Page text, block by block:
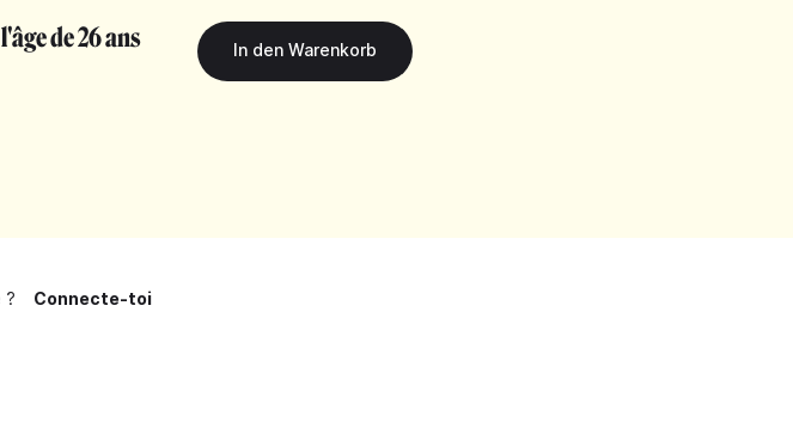
de 26 ans
? Connecte-toi